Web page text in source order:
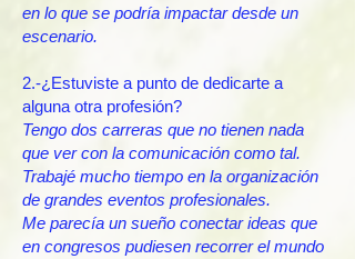
en lo que se podría impactar desde un
escenario.
2.-¿Estuviste a punto de dedicarte a
alguna otra profesión?
Tengo dos carreras que no tienen nada
que ver con la comunicación como tal.
Trabajé mucho tiempo en la organización
de grandes eventos profesionales.
Me parecía un sueño conectar ideas que
en congresos pudiesen recorrer el mundo